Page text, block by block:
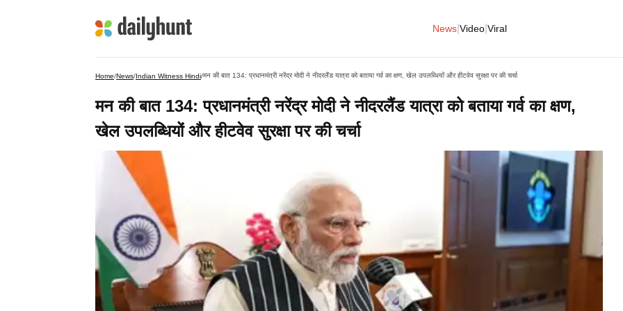
News Video Viral
Home/News/Indian Witness Hindi/मन की बात 134: प्रधानमंत्री नरेंद्र मोदी ने नीदरलैंड यात्रा को बताया गर्व का क्षण, खेल उपलब्धियों और हीटवेव सुरक्षा पर की चर्चा
मन की बात 134: प्रधानमंत्री नरेंद्र मोदी ने नीदरलैंड यात्रा को बताया गर्व का क्षण,
खेल उपलब्धियों और हीटवेव सुरक्षा पर की चर्चा